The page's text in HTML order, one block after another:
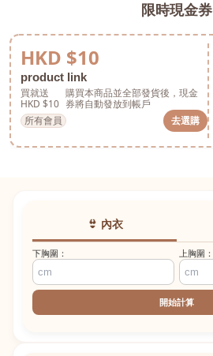
限時現金券
HKD $10
product link
買就送
HKD $10
購買本商品並全部發貨後，現金
券將自動發放到帳戶
所有會員
去選購
👙 內衣
下胸圍： 上胸圍：
開始計算